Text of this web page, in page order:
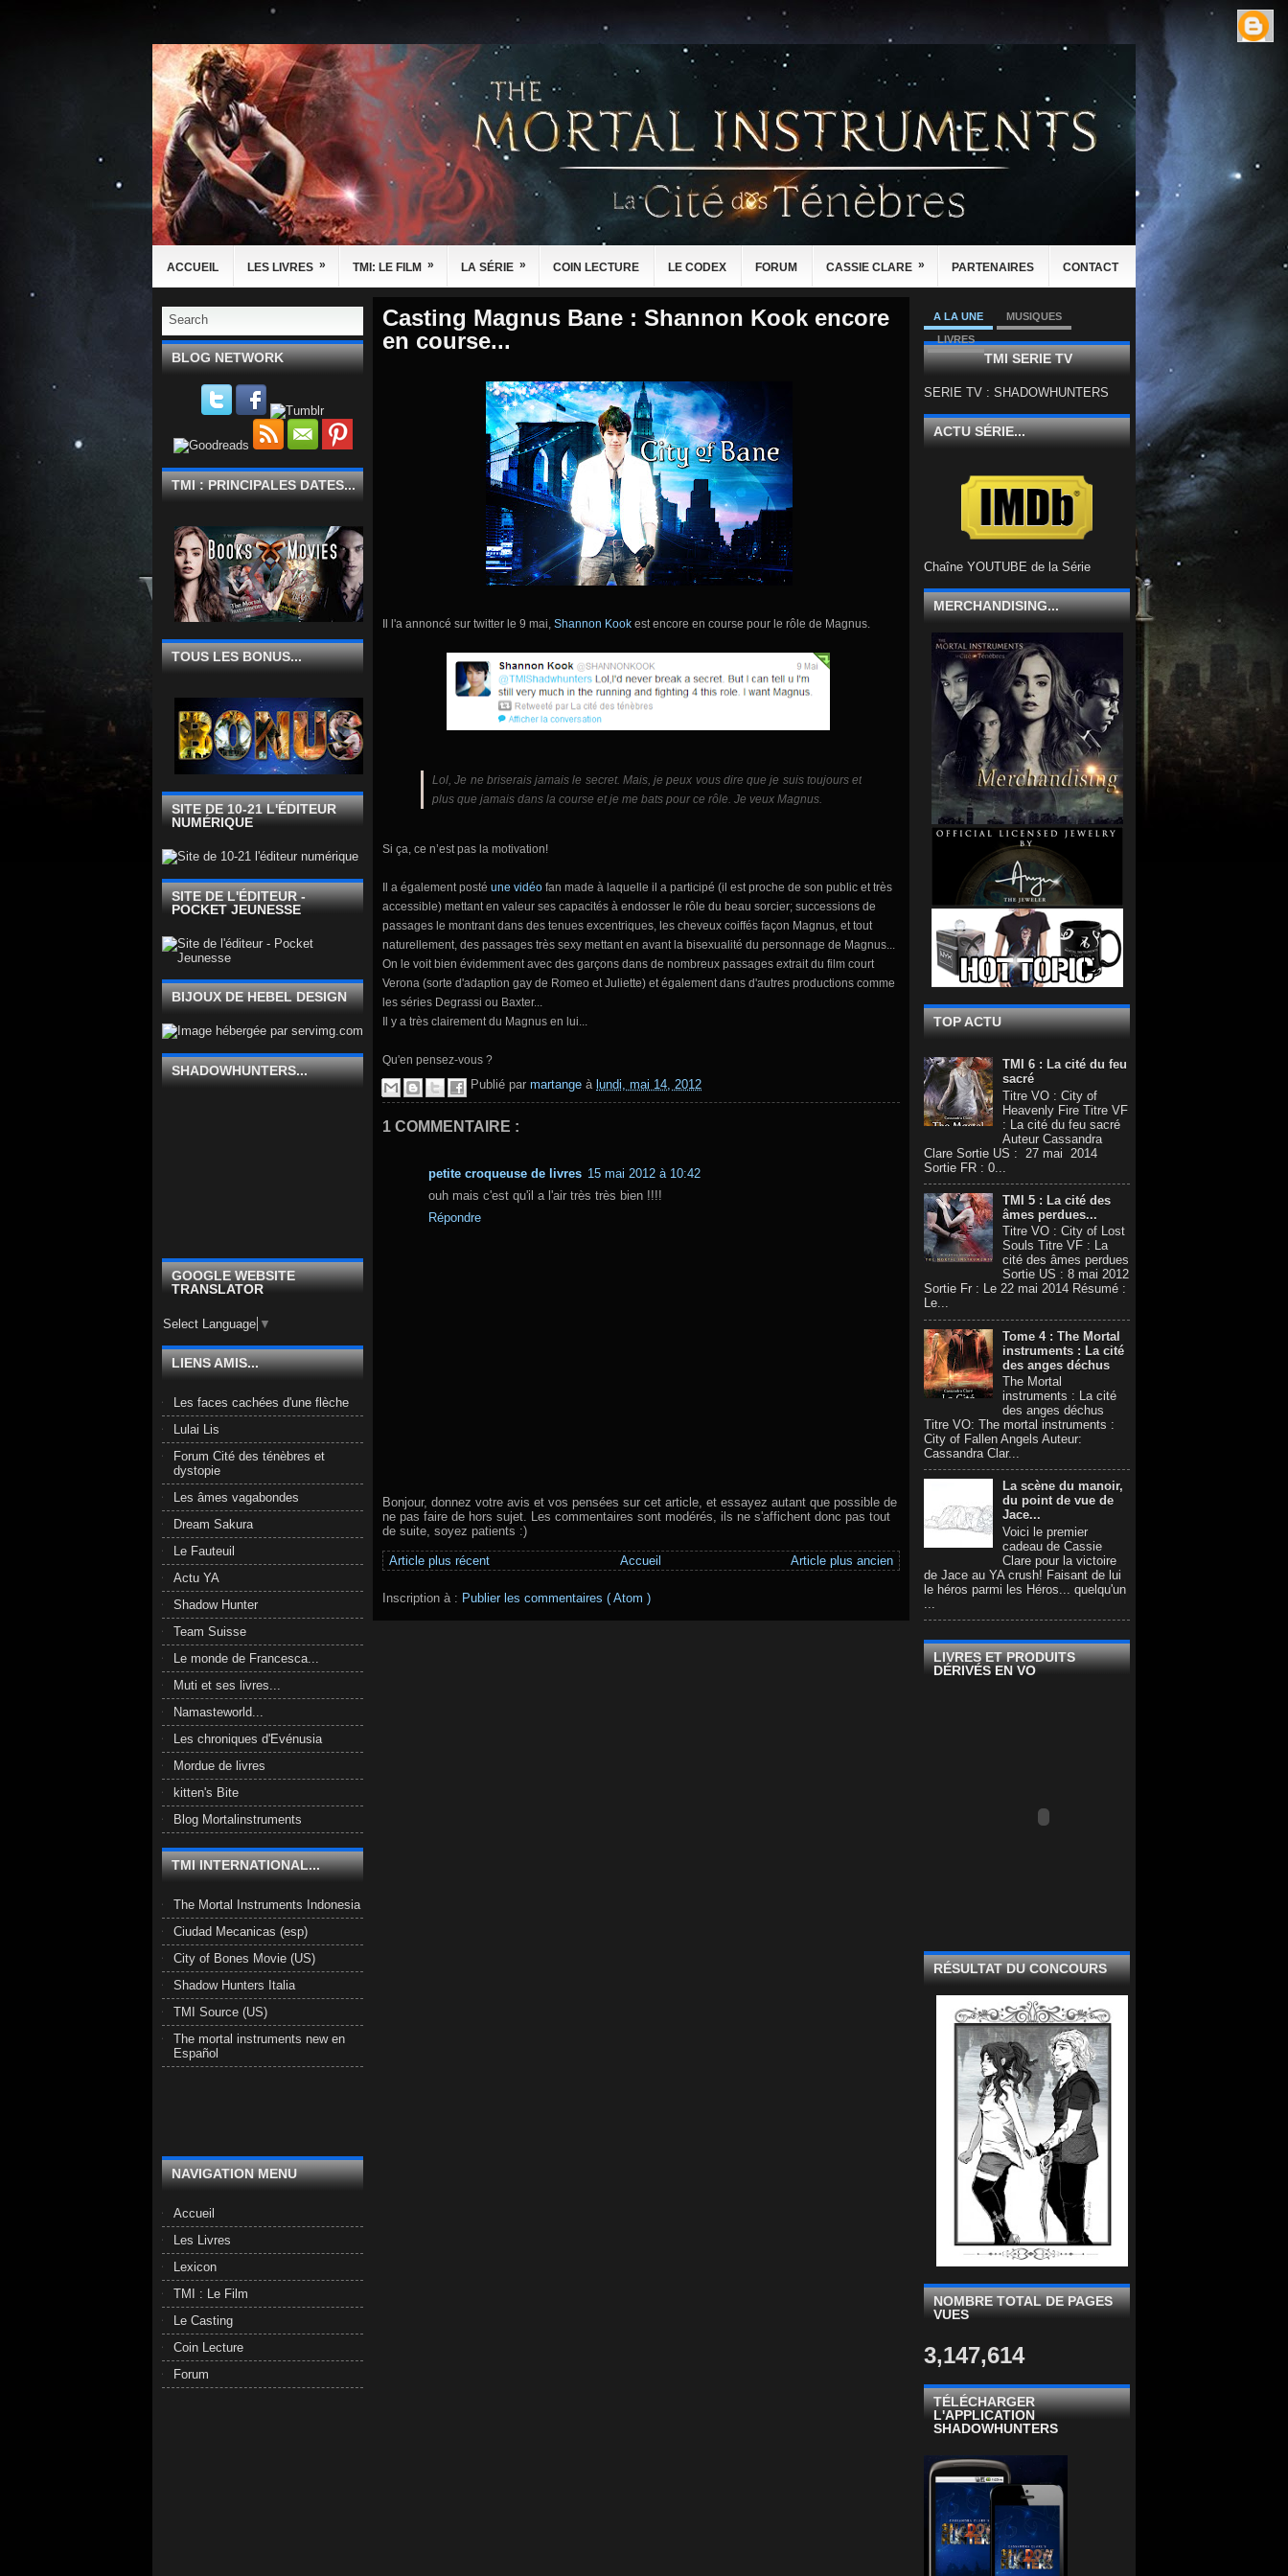
ACCUEIL LES LIVRES » TMI: LE FILM » LA SÉRIE » COIN LECTURE LE CODEX FORUM CASSIE CLARE » PARTENAIRES CONTACT
BLOG NETWORK
TMI : PRINCIPALES DATES...
TOUS LES BONUS...
SITE DE 10-21 L'ÉDITEUR
NUMÉRIQUE
SITE DE L'ÉDITEUR -
POCKET JEUNESSE
BIJOUX DE HEBEL DESIGN
SHADOWHUNTERS...
GOOGLE WEBSITE
TRANSLATOR
Select Language ▼
LIENS AMIS...
Les faces cachées d'une flèche
Lulai Lis
Forum Cité des ténèbres et
dystopie
Les âmes vagabondes
Dream Sakura
Le Fauteuil
Actu YA
Shadow Hunter
Team Suisse
Le monde de Francesca...
Muti et ses livres...
Namasteworld...
Les chroniques d'Evénusia
Mordue de livres
kitten's Bite
Blog Mortalinstruments
TMI INTERNATIONAL...
The Mortal Instruments Indonesia
Ciudad Mecanicas (esp)
City of Bones Movie (US)
Shadow Hunters Italia
TMI Source (US)
The mortal instruments new en
Español
NAVIGATION MENU
Accueil
Les Livres
Lexicon
TMI : Le Film
Le Casting
Coin Lecture
Forum
Casting Magnus Bane : Shannon Kook encore
en course...
Il l'a annoncé sur twitter le 9 mai, Shannon Kook est encore en course pour le rôle de Magnus.
Lol, Je ne briserais jamais le secret. Mais, je peux vous dire que je suis toujours et
plus que jamais dans la course et je me bats pour ce rôle. Je veux Magnus.
Si ça, ce n’est pas la motivation!
Il a également posté une vidéo fan made à laquelle il a participé (il est proche de son public et très
accessible) mettant en valeur ses capacités à endosser le rôle du beau sorcier; successions de
passages le montrant dans des tenues excentriques, les cheveux coiffés façon Magnus, et tout
naturellement, des passages très sexy mettant en avant la bisexualité du personnage de Magnus...
On le voit bien évidemment avec des garçons dans de nombreux passages extrait du film court
Verona (sorte d'adaption gay de Romeo et Juliette) et également dans d'autres productions comme
les séries Degrassi ou Baxter...
Il y a très clairement du Magnus en lui...
Qu'en pensez-vous ?
Publié par martange à lundi, mai 14, 2012
1 COMMENTAIRE :
petite croqueuse de livres 15 mai 2012 à 10:42
ouh mais c'est qu'il a l'air très très bien !!!!
Répondre
Bonjour, donnez votre avis et vos pensées sur cet article, et essayez autant que possible de
ne pas faire de hors sujet. Les commentaires sont modérés, ils ne s'affichent donc pas tout
de suite, soyez patients :)
Article plus récent Article plus ancien
Accueil
Inscription à : Publier les commentaires ( Atom )
A LA UNE
MUSIQUES
LIVRES
TMI SERIE TV
SERIE TV : SHADOWHUNTERS
ACTU SÉRIE...
Chaîne YOUTUBE de la Série
MERCHANDISING...
TOP ACTU
TMI 6 : La cité du feu
sacré
Titre VO : City of
Heavenly Fire Titre VF
: La cité du feu sacré
Auteur Cassandra
Clare Sortie US : 27 mai 2014
Sortie FR : 0...
TMI 5 : La cité des
âmes perdues...
Titre VO : City of Lost
Souls Titre VF : La
cité des âmes perdues
Sortie US : 8 mai 2012
Sortie Fr : Le 22 mai 2014 Résumé :
Le...
Tome 4 : The Mortal
instruments : La cité
des anges déchus
The Mortal
instruments : La cité
des anges déchus
Titre VO: The mortal instruments :
City of Fallen Angels Auteur:
Cassandra Clar...
La scène du manoir,
du point de vue de
Jace...
Voici le premier
cadeau de Cassie
Clare pour la victoire
de Jace au YA crush! Faisant de lui
le héros parmi les Héros... quelqu'un
...
LIVRES ET PRODUITS
DÉRIVÉS EN VO
RÉSULTAT DU CONCOURS
NOMBRE TOTAL DE PAGES
VUES
3,147,614
TÉLÉCHARGER
L'APPLICATION
SHADOWHUNTERS